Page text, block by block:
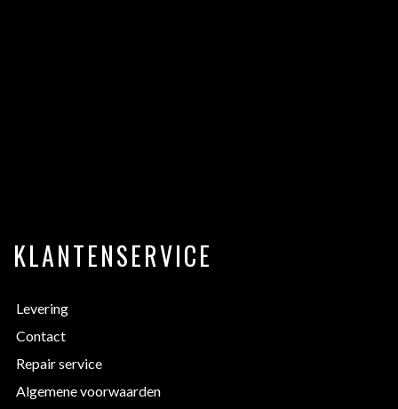
KLANTENSERVICE
Levering
Contact
Repair service
Algemene voorwaarden